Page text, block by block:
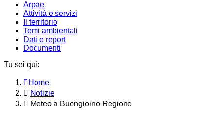
Arpae
Attività e servizi
Il territorio
Temi ambientali
Dati e report
Documenti
Tu sei qui:
Home
Notizie
Meteo a Buongiorno Regione